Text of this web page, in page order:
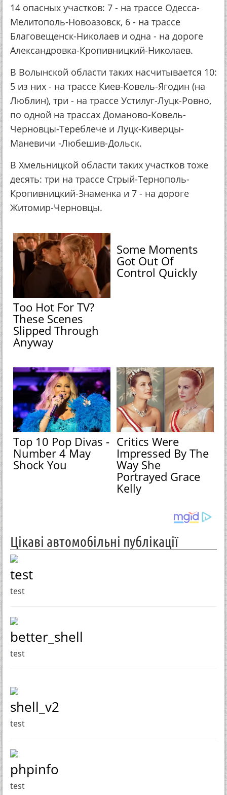
14 опасных участков: 7 - на трассе Одесса-
Мелитополь-Новоазовск, 6 - на трассе
Благовещенск-Николаев и одна - на дороге
Александровка-Кропивницкий-Николаев.
В Волынской области таких насчитывается 10:
5 из них - на трассе Киев-Ковель-Ягодин (на
Люблин), три - на трассе Устилуг-Луцк-Ровно,
по одной на трассах Доманово-Ковель-
Черновцы-Тереблече и Луцк-Киверцы-
Маневичи -Любешив-Дольск.
В Хмельницкой области таких участков тоже
десять: три на трассе Стрый-Тернополь-
Кропивницкий-Знаменка и 7 - на дороге
Житомир-Черновцы.
Too Hot For TV?
These Scenes
Slipped Through
Anyway
Some Moments
Got Out Of
Control Quickly
Top 10 Pop Divas -
Number 4 May
Shock You
Critics Were
Impressed By The
Way She
Portrayed Grace
Kelly
Цікаві автомобільні публікації
test
test
better_shell
test
shell_v2
test
phpinfo
test